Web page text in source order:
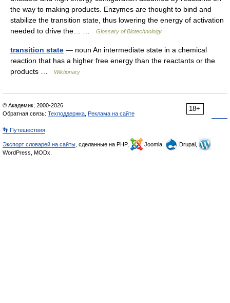
the way to making products. Enzymes are thought to bind and
stabilize the transition state, thus lowering the energy of activation
needed to drive the… …
Glossary of Biotechnology
transition state — noun An intermediate state in a chemical
reaction that has a higher free energy than the reactants or the
products …
Wiktionary
18+
© Академик, 2000-2026
Обратная связь: Техподдержка Реклама на сайте
👣 Путешествия
Экспорт словарей на сайты , сделанные на PHP, Joomla,
Drupal,
WordPress, MODx.